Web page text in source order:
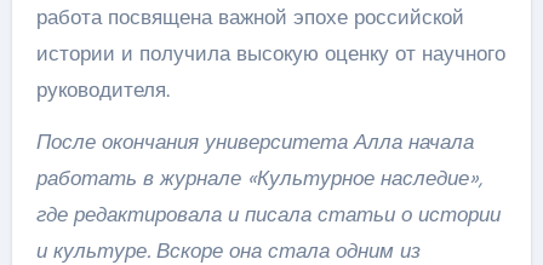
работа посвящена важной эпохе российской
истории и получила высокую оценку от научного
руководителя.
После окончания университета Алла начала
работать в журнале «Культурное наследие»,
где редактировала и писала статьи о истории
и культуре. Вскоре она стала одним из